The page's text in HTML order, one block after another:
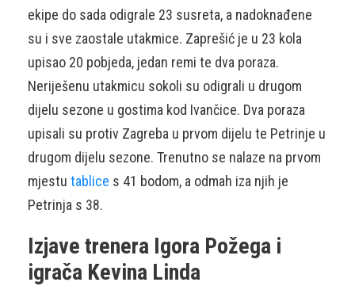
ekipe do sada odigrale 23 susreta, a nadoknađene
su i sve zaostale utakmice. Zaprešić je u 23 kola
upisao 20 pobjeda, jedan remi te dva poraza.
Neriješenu utakmicu sokoli su odigrali u drugom
dijelu sezone u gostima kod Ivančice. Dva poraza
upisali su protiv Zagreba u prvom dijelu te Petrinje u
drugom dijelu sezone. Trenutno se nalaze na prvom
mjestu tablice s 41 bodom, a odmah iza njih je
Petrinja s 38.
Izjave trenera Igora Požega i
igrača Kevina Linda